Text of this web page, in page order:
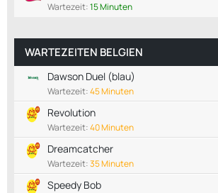
Wartezeit:15 Minuten
WARTEZEITEN BELGIEN
Dawson Duel (blau)
Wartezeit:45 Minuten
Revolution
Wartezeit:40 Minuten
Dreamcatcher
Wartezeit:35 Minuten
Speedy Bob